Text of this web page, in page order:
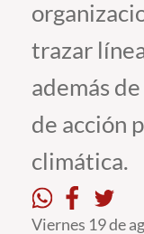
Pregrado
Postgrado
Formación Continua
Académicos
Funcionarios
trazar
además
de acción
climática.
Viernes 19 de